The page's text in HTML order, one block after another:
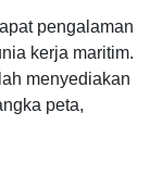
pengalaman
kerja maritim.
menyediakan
peta,